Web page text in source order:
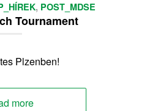
, POST_MDSE
Tournament
Plzenben!
more